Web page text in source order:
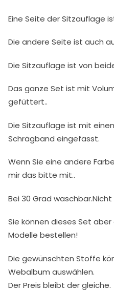
Eine Seite der Sitzauflage
Die andere Seite ist auch
Die Sitzauflage ist von
Das ganze Set ist mit
gefüttert..
Die Sitzauflage ist mit
Schrägband eingefasst.
Wenn Sie eine andere
mir das bitte mit..
Bei 30 Grad
Sie können dieses Set
Modelle bestellen!
Die gewünschten Stoffe
Webalbum auswählen.
Der Preis bleibt der gleiche.